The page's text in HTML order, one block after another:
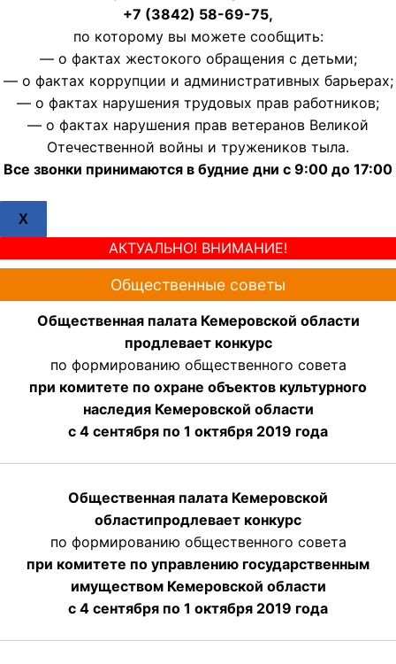
+7 (3842) 58-69-75,
по которому вы можете сообщить:
— о фактах жестокого обращения с детьми;
— о фактах коррупции и административных барьерах;
— о фактах нарушения трудовых прав работников;
— о фактах нарушения прав ветеранов Великой
Отечественной войны и тружеников тыла.
Все звонки принимаются в будние дни с 9:00 до 17:00
X
АКТУАЛЬНО! ВНИМАНИЕ!
Общественные советы
Общественная палата Кемеровской области
продлевает конкурс
по формированию общественного совета
при комитете по охране объектов культурного
наследия Кемеровской области
с 4 сентября по 1 октября 2019 года
Общественная палата Кемеровской
областипродлевает конкурс
по формированию общественного совета
при комитете по управлению государственным
имуществом Кемеровской области
с 4 сентября по 1 октября 2019 года